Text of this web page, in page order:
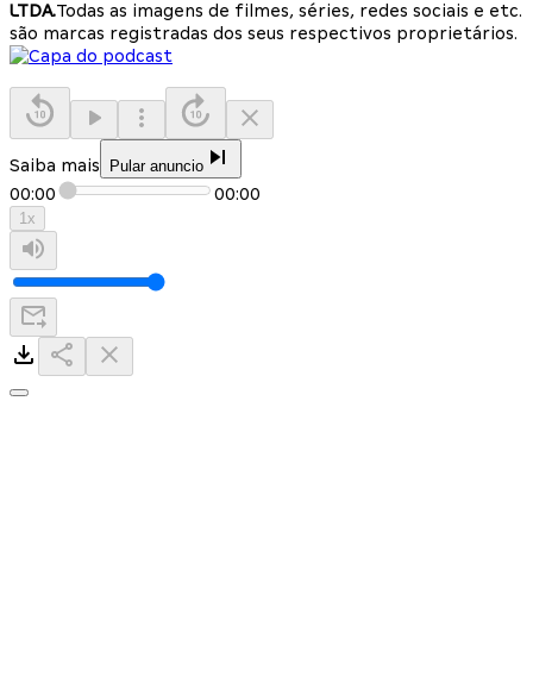
LTDA.Todas as imagens de filmes, séries, redes sociais e etc.
são marcas registradas dos seus respectivos proprietários.
Saiba mais Pular anuncio
00:00 00:00
1x